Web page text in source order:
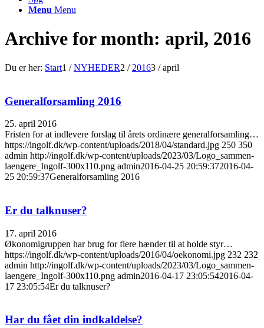
Menu Menu
Archive for month: april, 2016
Du er her: Start1 / NYHEDER2 / 20163 / april
Generalforsamling 2016
25. april 2016
Fristen for at indlevere forslag til årets ordinære generalforsamling…
https://ingolf.dk/wp-content/uploads/2018/04/standard.jpg 250 350
admin http://ingolf.dk/wp-content/uploads/2023/03/Logo_sammen-
laengere_Ingolf-300x110.png admin2016-04-25 20:59:372016-04-
25 20:59:37Generalforsamling 2016
Er du talknuser?
17. april 2016
Økonomigruppen har brug for flere hænder til at holde styr…
https://ingolf.dk/wp-content/uploads/2016/04/oekonomi.jpg 232 232
admin http://ingolf.dk/wp-content/uploads/2023/03/Logo_sammen-
laengere_Ingolf-300x110.png admin2016-04-17 23:05:542016-04-
17 23:05:54Er du talknuser?
Har du fået din indkaldelse?